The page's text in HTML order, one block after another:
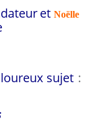
et Noëlle
sujet :